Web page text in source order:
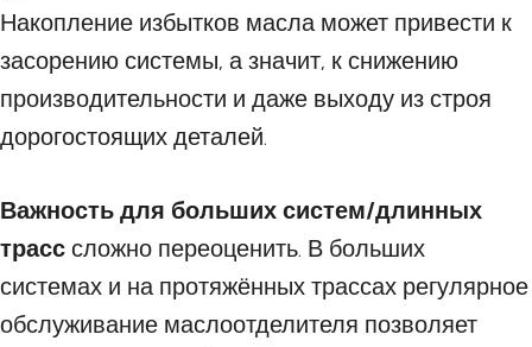
Накопление избытков масла может привести к
засорению системы, а значит, к снижению
производительности и даже выходу из строя
дорогостоящих деталей.
Важность для больших систем/длинных
трасс сложно переоценить. В больших
системах и на протяжённых трассах регулярное
обслуживание маслоотделителя позволяет